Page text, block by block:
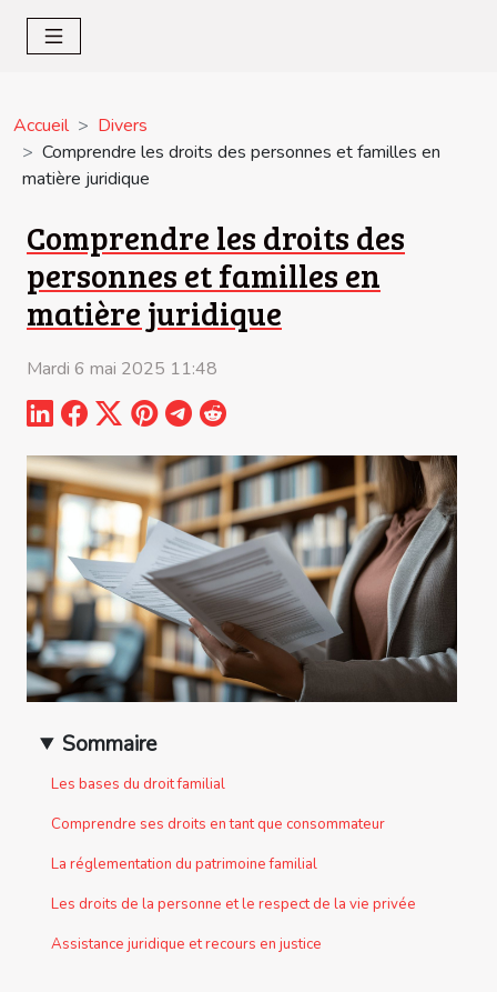
Accueil
Divers
Comprendre les droits des personnes et familles en
matière juridique
Comprendre les droits des
personnes et familles en
matière juridique
Mardi 6 mai 2025 11:48
Sommaire
Les bases du droit familial
Comprendre ses droits en tant que consommateur
La réglementation du patrimoine familial
Les droits de la personne et le respect de la vie privée
Assistance juridique et recours en justice